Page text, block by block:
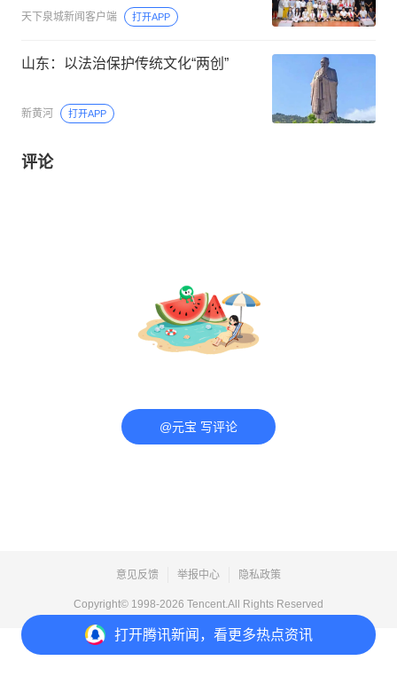
打开腾讯新闻，看更多热点资讯
天下泉城新闻客户端 打开APP
山东：以法治保护传统文化“两创”
新黄河 打开APP
评论
@元宝 写评论
意见反馈 举报中心 隐私政策
Copyright© 1998-2026 Tencent.All Rights Reserved